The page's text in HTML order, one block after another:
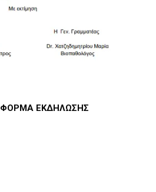
ΦΟΡΜΑ ΕΚΔΗΛΩΣΗΣ